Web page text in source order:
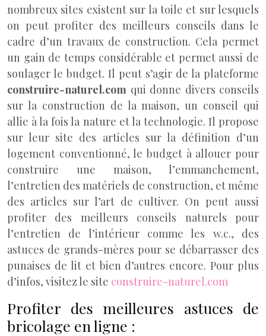
nombreux sites existent sur la toile et sur lesquels
on peut profiter des meilleurs conseils dans le
cadre d’un travaux de construction. Cela permet
un gain de temps considérable et permet aussi de
soulager le budget. Il peut s’agir de la plateforme
construire-naturel.com qui donne divers conseils
sur la construction de la maison, un conseil qui
allie à la fois la nature et la technologie. Il propose
sur leur site des articles sur la définition d’un
logement conventionné, le budget à allouer pour
construire une maison, l’emmanchement,
l’entretien des matériels de construction, et même
des articles sur l’art de cultiver. On peut aussi
profiter des meilleurs conseils naturels pour
l’entretien de l’intérieur comme les w.c., des
astuces de grands-mères pour se débarrasser des
punaises de lit et bien d’autres encore. Pour plus
d’infos, visitez le site construire-naturel.com
Profiter des meilleures astuces de
bricolage en ligne :